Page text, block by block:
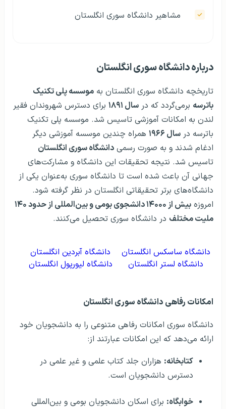
مشاهیر دانشگاه سوری انگلستان
درباره دانشگاه سوری انگلستان
تاریخچه دانشگاه سوری انگلستان به موسسه پلی تکنیک
باترسه برمی‌گردد که در سال ۱۸۹۱
برای دسترس شهروندان فقیر
لندن به امکانات آموزشی تاسیس شد. موسسه پلی تکنیک
باترسه در سال ۱۹۶۶
همراه چندین موسسه آموزشی دیگر
ادغام شدند و به صورت رسمی دانشگاه سوری انگلستان
تاسیس شد. نتیجه تحقیقات این دانشگاه و مشارکت‌های
جهانی آن باعث شده است تا دانشگاه سوری به‌عنوان یکی از
دانشگاه‌های برتر تحقیقاتی انگلستان در نظر گرفته شود.
امروزه
بیش از ۱۴۰۰۰ دانشجوی بومی و بین‌المللی از حدود ۱۴۰
ملیت مختلف در دانشگاه سوری تحصیل می‌کنند.
دانشگاه ساسکس انگلستان
دانشگاه آبردین انگلستان
دانشگاه لستر انگلستان
دانشگاه لیورپول انگلستان
امکانات رفاهی دانشگاه سوری انگلستان
دانشگاه سوری امکانات رفاهی متنوعی را به دانشجویان خود
ارائه می‌دهد که این امکانات عبارتند از:
کتابخانه: هزاران جلد کتاب علمی و غیر علمی در
دسترس دانشجویان است.
خوابگاه: برای اسکان دانشجویان بومی و بین‌المللی